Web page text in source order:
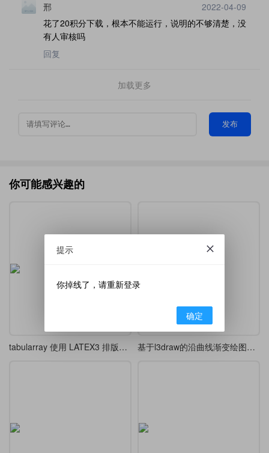
邢
2022-04-09
花了20积分下载，根本不能运行，说明的不够清楚，没
有人审核吗
回复
加载更多
发布
你可能感兴趣的
tabularray 使用 LATEX3 排版表格和数组 中文文档 基于l3draw的沿曲线渐变绘图示例
提示
你掉线了，请重新登录
确定